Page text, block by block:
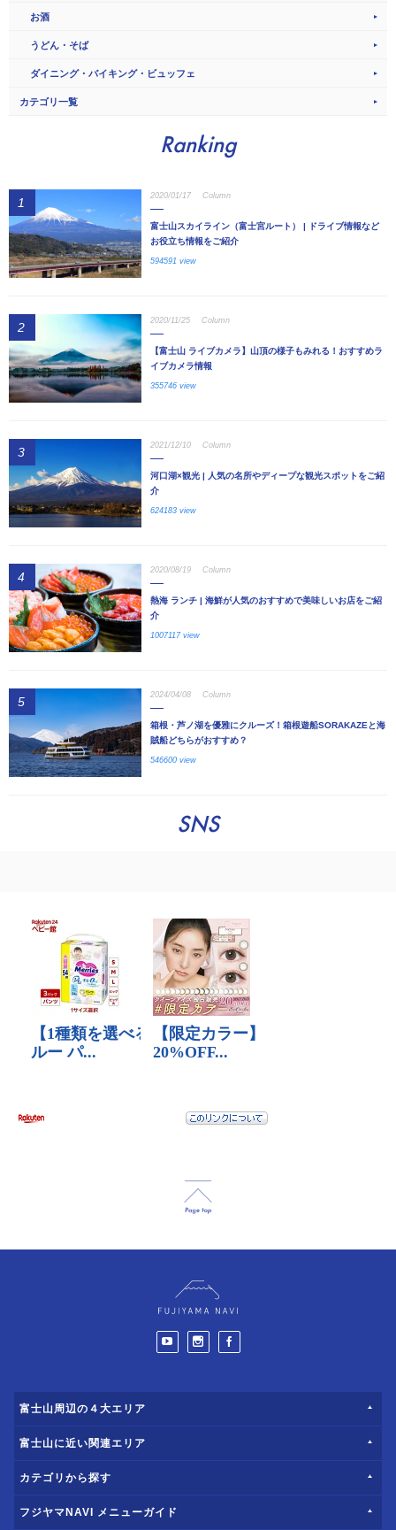
お酒
うどん・そば
ダイニング・バイキング・ビュッフェ
カテゴリ一覧
Ranking
1 2020/01/17 Column
富士山スカイライン（富士宮ルート） | ドライブ情報など
お役立ち情報をご紹介
594591 view
2 2020/11/25 Column
【富士山 ライブカメラ】山頂の様子もみれる！おすすめラ
イブカメラ情報
355746 view
3 2021/12/10 Column
河口湖×観光 | 人気の名所やディープな観光スポットをご紹
介
624183 view
4 2020/08/19 Column
熱海 ランチ | 海鮮が人気のおすすめで美味しいお店をご紹
介
1007117 view
5 2024/04/08 Column
箱根・芦ノ湖を優雅にクルーズ！箱根遊船SORAKAZEと海
賊船どちらがおすすめ？
546600 view
SNS
富士山周辺の４大エリア
富士山に近い関連エリア
カテゴリから探す
フジヤマNAVI メニューガイド